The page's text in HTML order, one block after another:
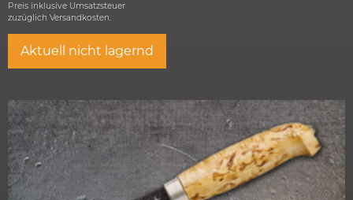
Preis inklusive Umsatzsteuer
zuzüglich Versandkosten.
Aktuell nicht lagernd